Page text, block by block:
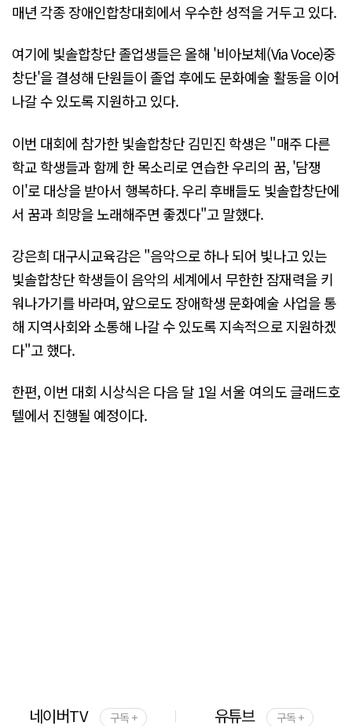
매년 각종 장애인합창대회에서 우수한 성적을 거두고 있다.
여기에 빛솔합창단 졸업생들은 올해 '비아보체(Via Voce)중
창단'을 결성해 단원들이 졸업 후에도 문화예술 활동을 이어
나갈 수 있도록 지원하고 있다.
이번 대회에 참가한 빛솔합창단 김민진 학생은 "매주 다른
학교 학생들과 함께 한 목소리로 연습한 우리의 꿈, '담쟁
이'로 대상을 받아서 행복하다. 우리 후배들도 빛솔합창단에
서 꿈과 희망을 노래해주면 좋겠다"고 말했다.
강은희 대구시교육감은 "음악으로 하나 되어 빛나고 있는
빛솔합창단 학생들이 음악의 세계에서 무한한 잠재력을 키
워나가기를 바라며, 앞으로도 장애학생 문화예술 사업을 통
해 지역사회와 소통해 나갈 수 있도록 지속적으로 지원하겠
다"고 했다.
한편, 이번 대회 시상식은 다음 달 1일 서울 여의도 글래드호
텔에서 진행될 예정이다.
네이버TV 구독 + 유튜브 구독 +